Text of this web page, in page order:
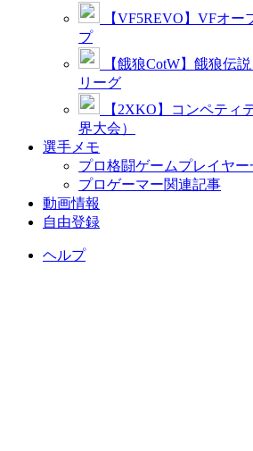
【VF5REVO】VFオー
プ
【餓狼CotW】餓狼伝
リーグ
【2XKO】コンペティ
界大会）
選手メモ
プロ格闘ゲームプレイヤー
プロゲーマー関連記事
動画情報
自由登録
ヘルプ